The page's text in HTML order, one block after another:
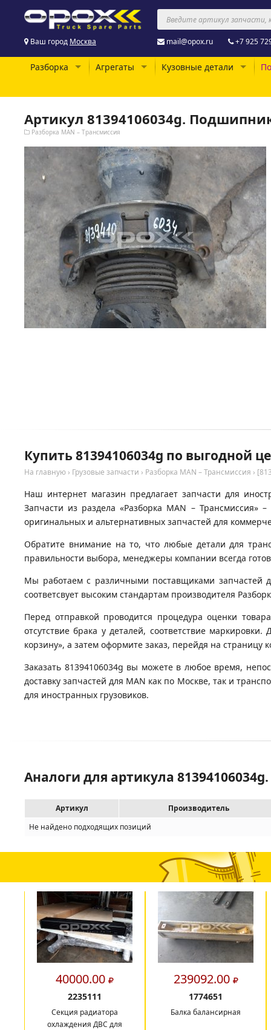
Ваш город Москва mail@opox.ru +7 925
Разборка Агрегаты Кузовные детали
Артикул 81394106034g.
Разборка MAN – Трансмиссия
Купить 81394106034g по выгодной
На главную › Грузовые запчасти › Разборка MAN – Трансмиссия ›
Наш интернет магазин предлагает запчасти для
Запчасти из раздела «Разборка MAN –
оригинальных и альтернативных запчастей для
Обратите внимание на то, что любые детали для
правильности выбора, менеджеры компании всегда
Мы работаем с различными поставщиками запчастей
соответсвует высоким стандартам производителя
Перед отправкой проводится процедура оценки
отсутствие брака у деталей, соответствие
корзину», а затем оформите заказ, перейдя на страницу
Заказать 81394106034g вы можете в любое время,
доставку запчастей для MAN как по Москве, так и
для иностранных грузовиков.
Аналоги для артикула
Артикул
Производитель
Не найдено подходящих позиций
40000.00
2235111
Секция радиатора
охлаждения ДВС для
239092.00
1774651
Балка балансирная